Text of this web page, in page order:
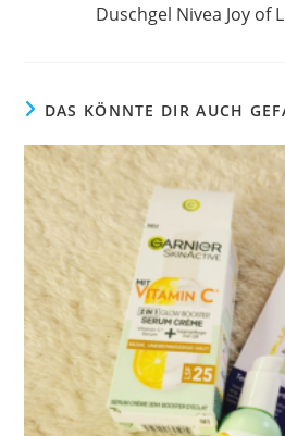
Duschgel Nivea Joy of
DAS KÖNNTE DIR AUCH